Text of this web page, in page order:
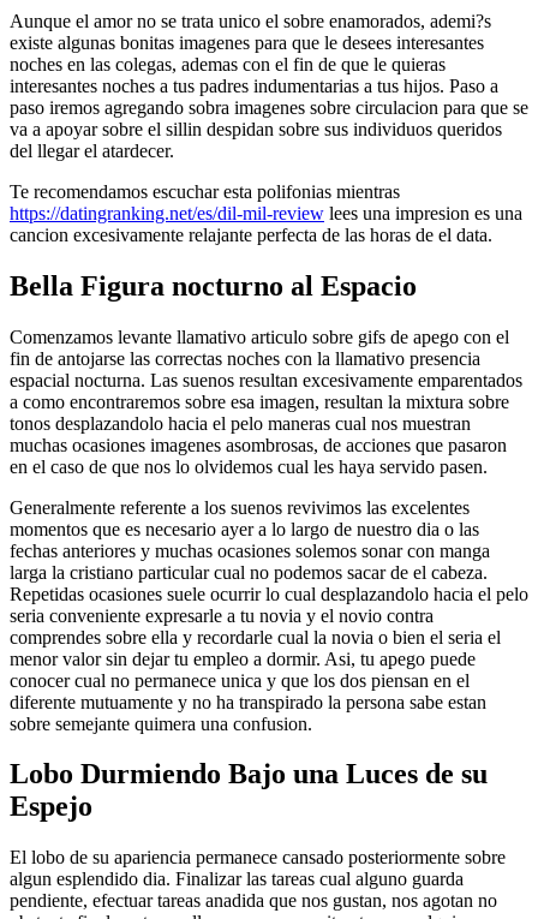
Aunque el amor no se trata unico el sobre enamorados, ademi?s
existe algunas bonitas imagenes para que le desees interesantes
noches en las colegas, ademas con el fin de que le quieras
interesantes noches a tus padres indumentarias a tus hijos. Paso a
paso iremos agregando sobra imagenes sobre circulacion para que se
va a apoyar sobre el silli­n despidan sobre sus individuos queridos
del llegar el atardecer.
Te recomendamos escuchar esta polifonias mientras
https://datingranking.net/es/dil-mil-review lees una impresion es una
cancion excesivamente relajante perfecta de las horas de el data.
Bella Figura nocturno al Espacio
Comenzamos levante llamativo articulo sobre gifs de apego con el
fin de antojarse las correctas noches con la llamativo presencia
espacial nocturna. Las suenos resultan excesivamente emparentados
a como encontraremos sobre esa imagen, resultan la mixtura sobre
tonos desplazandolo hacia el pelo maneras cual nos muestran
muchas ocasiones imagenes asombrosas, de acciones que pasaron
en el caso de que nos lo olvidemos cual les haya servido pasen.
Generalmente referente a los suenos revivimos las excelentes
momentos que es necesario ayer a lo largo de nuestro dia o las
fechas anteriores y muchas ocasiones solemos sonar con manga
larga la cristiano particular cual no podemos sacar de el cabeza.
Repetidas ocasiones suele ocurrir lo cual desplazandolo hacia el pelo
seri­a conveniente expresarle a tu novia y el novio contra
comprendes sobre ella y recordarle cual la novia o bien el seri­a el
menor valor sin dejar tu empleo a dormir. Asi, tu apego puede
conocer cual no permanece unica y que los dos piensan en el
diferente mutuamente y no ha transpirado la persona sabe estan
sobre semejante quimera una confusion.
Lobo Durmiendo Bajo una Luces de su
Espejo
El lobo de su apariencia permanece cansado posteriormente sobre
algun esplendido dia. Finalizar las tareas cual alguno guarda
pendiente, efectuar tareas anadida que nos gustan, nos agotan no